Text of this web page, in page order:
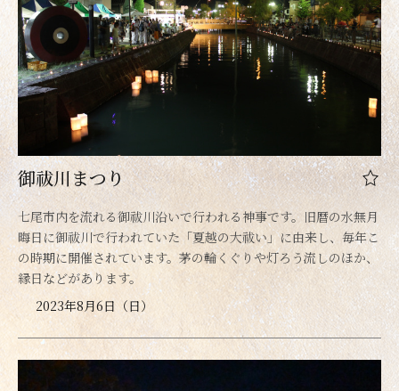
御祓川まつり
七尾市内を流れる御祓川沿いで行われる神事です。旧暦の水無月
晦日に御祓川で行われていた「夏越の大祓い」に由来し、毎年こ
の時期に開催されています。茅の輪くぐりや灯ろう流しのほか、
縁日などがあります。
2023年8月6日（日）